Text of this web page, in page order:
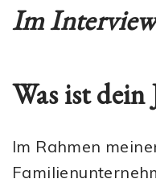
Im
Was ist dein
Im Rahmen